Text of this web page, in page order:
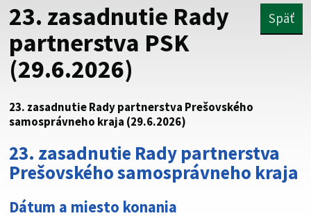
Táto stránka je zabezpečená
Buďte pozorní a vždy sa uistite, že zdieľate informácie iba
cez zabezpečenú webovú stránku. Zabezpečená stránka
23. zasadnutie Rady
partnerstva PSK
(29.6.2026)
Späť
23. zasadnutie Rady partnerstva Prešovského
samosprávneho kraja (29.6.2026)
23. zasadnutie Rady partnerstva
Prešovského samosprávneho kraja
Dátum a miesto konania